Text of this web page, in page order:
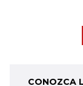
CONOZCA